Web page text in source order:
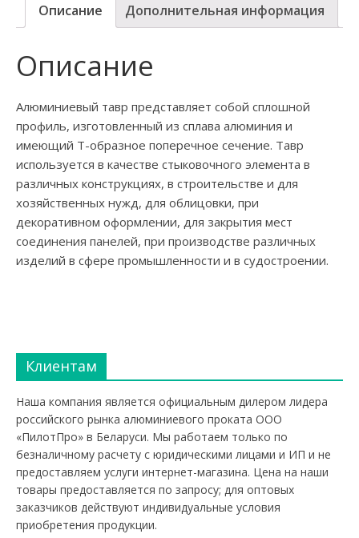
Описание Дополнительная информация
Описание
Алюминиевый тавр представляет собой сплошной
профиль, изготовленный из сплава алюминия и
имеющий Т-образное поперечное сечение. Тавр
используется в качестве стыковочного элемента в
различных конструкциях, в строительстве и для
хозяйственных нужд, для облицовки, при
декоративном оформлении, для закрытия мест
соединения панелей, при производстве различных
изделий в сфере промышленности и в судостроении.
Клиентам
Наша компания является официальным дилером лидера
российского рынка алюминиевого проката ООО
«ПилотПро» в Беларуси. Мы работаем только по
безналичному расчету с юридическими лицами и ИП и не
предоставляем услуги интернет-магазина. Цена на наши
товары предоставляется по запросу; для оптовых
заказчиков действуют индивидуальные условия
приобретения продукции.